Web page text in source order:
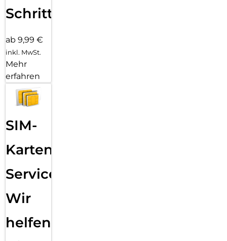
Schritten
ab 9,99 €
inkl. MwSt.
Mehr
erfahren
SIM-
Karten
Service:
Wir
helfen